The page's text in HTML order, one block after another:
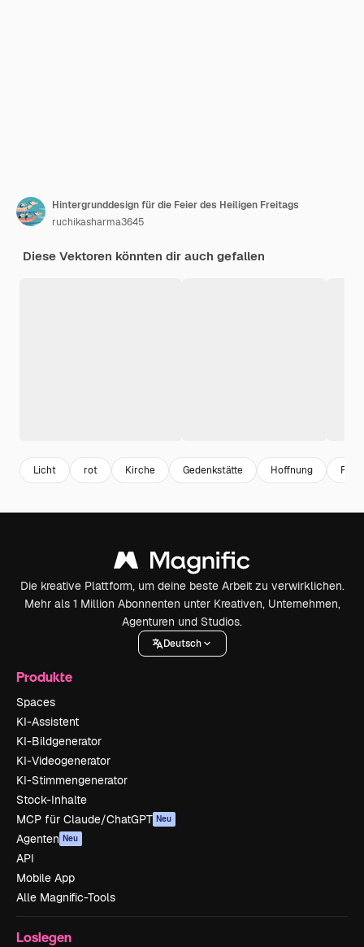
Hintergrunddesign für die Feier des Heiligen Freitags
ruchikasharma3645
Diese Vektoren könnten dir auch gefallen
Licht rot Kirche Gedenkstätte Hoffnung
Die kreative Plattform, um deine beste Arbeit zu verwirklichen.
Mehr als 1 Million Abonnenten unter Kreativen, Unternehmen,
Agenturen und Studios.
Deutsch
Produkte
Spaces
KI-Assistent
KI-Bildgenerator
KI-Videogenerator
KI-Stimmengenerator
Stock-Inhalte
MCP für Claude/ChatGPT Neu
Agenten Neu
API
Mobile App
Alle Magnific-Tools
Loslegen